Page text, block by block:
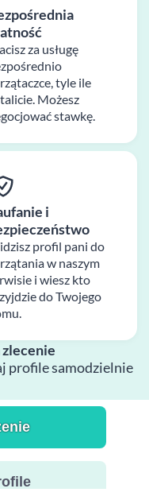
za usługę
tyle ile
Możesz
stawkę.
i
profil pani do
w naszym
i wiesz kto
do Twojego
zlecenie
profile samodzielnie